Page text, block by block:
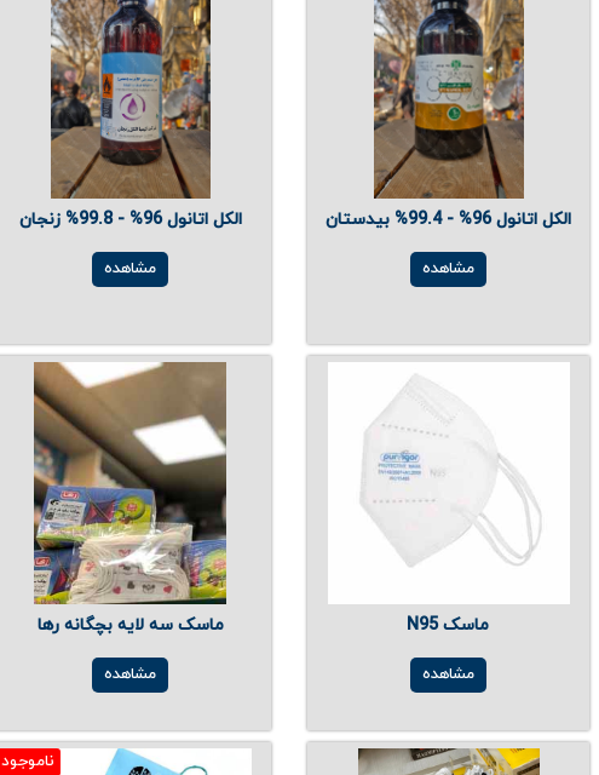
الکل اتانول 96% - 99.4% بیدستان
مشاهده
الکل اتانول 96% - 99.8% زنجان
مشاهده
ماسک N95
مشاهده
ماسک سه لایه بچگانه رها
مشاهده
ناموجود